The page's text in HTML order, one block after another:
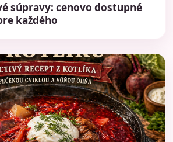
súpravy: cenovo dostupné
každého